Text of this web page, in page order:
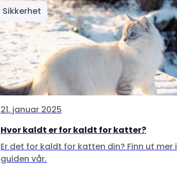
Sikkerhet
21. januar 2025
Hvor kaldt er for kaldt for katter?
Er det for kaldt for katten din? Finn ut mer i
guiden vår.